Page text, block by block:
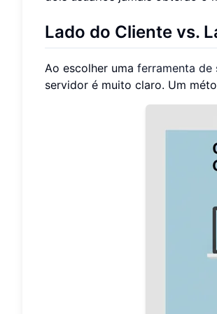
Lado do Cliente vs.
Ao escolher uma ferramenta de
servidor é muito claro. Um